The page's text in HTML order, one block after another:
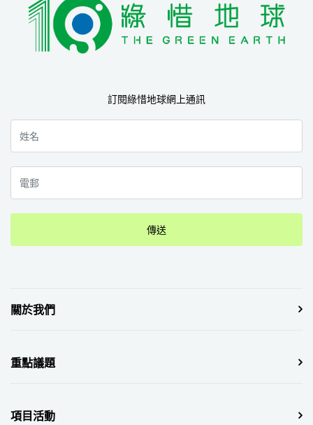
訂閱綠惜地球網上通訊
傳送
關於我們
重點議題
項目活動